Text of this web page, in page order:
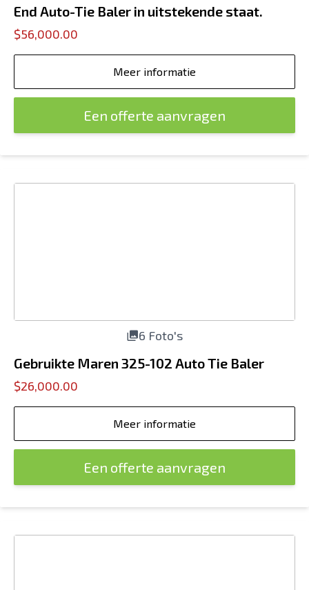
End Auto-Tie Baler in uitstekende staat.
$56,000.00
Meer informatie
Een offerte aanvragen
6 Foto's
Gebruikte Maren 325-102 Auto Tie Baler
$26,000.00
Meer informatie
Een offerte aanvragen